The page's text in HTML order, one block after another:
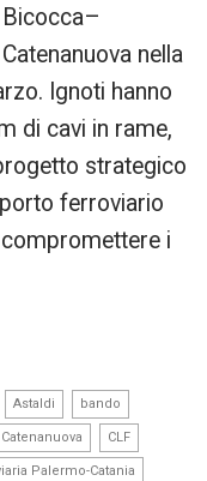
Bicocca–
Catenanuova nella
Ignoti hanno
di cavi in rame,
strategico
ferroviario
i
Astaldi bando
Catenanuova CLF
Palermo-Catania